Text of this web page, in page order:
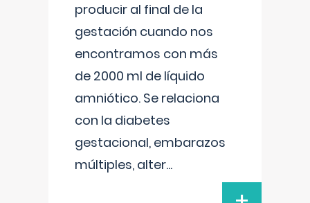
producir al final de la
gestación cuando nos
encontramos con más
de 2000 ml de líquido
amniótico. Se relaciona
con la diabetes
gestacional, embarazos
múltiples, alter...